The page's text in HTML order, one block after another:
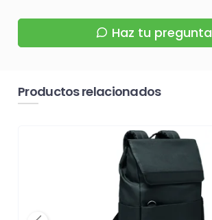
Haz tu pregunta
Productos relacionados